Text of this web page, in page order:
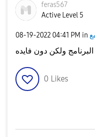
feras567
Active Level 5
‎08-19-2022 04:41 PM in
ولكن دون فايده
0 Likes